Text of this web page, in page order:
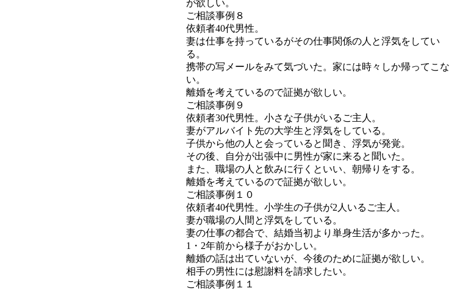
が欲しい。
ご相談事例８
依頼者40代男性。
妻は仕事を持っているがその仕事関係の人と浮気をしてい
る。
携帯の写メールをみて気づいた。家には時々しか帰ってこな
い。
離婚を考えているので証拠が欲しい。
ご相談事例９
依頼者30代男性。小さな子供がいるご主人。
妻がアルバイト先の大学生と浮気をしている。
子供から他の人と会っていると聞き、浮気が発覚。
その後、自分が出張中に男性が家に来ると聞いた。
また、職場の人と飲みに行くといい、朝帰りをする。
離婚を考えているので証拠が欲しい。
ご相談事例１０
依頼者40代男性。小学生の子供が2人いるご主人。
妻が職場の人間と浮気をしている。
妻の仕事の都合で、結婚当初より単身生活が多かった。
1・2年前から様子がおかしい。
離婚の話は出ていないが、今後のために証拠が欲しい。
相手の男性には慰謝料を請求したい。
ご相談事例１１